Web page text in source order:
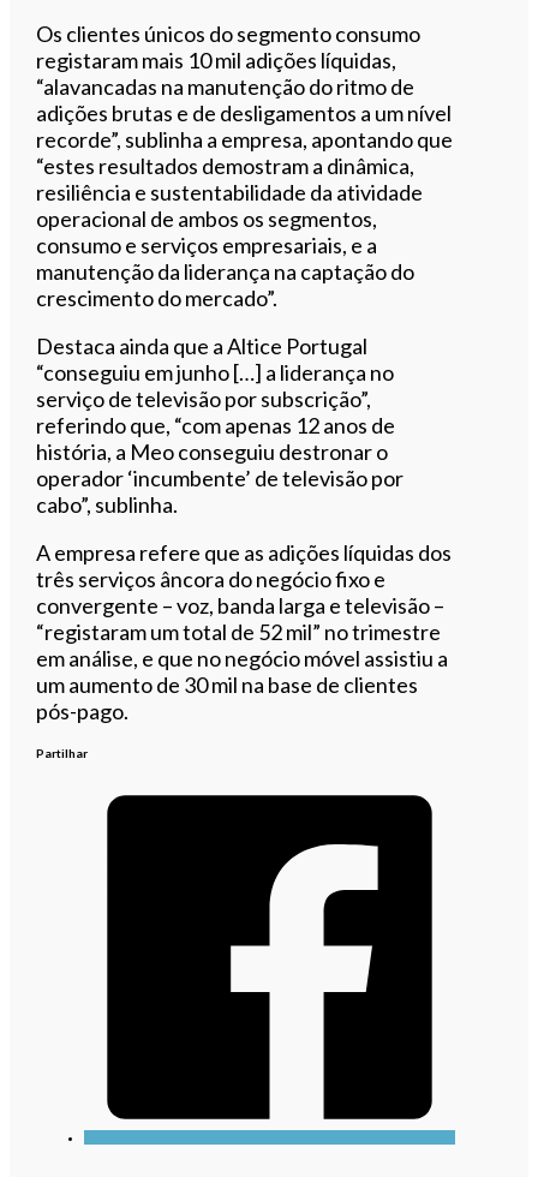
Os clientes únicos do segmento consumo
registaram mais 10 mil adições líquidas,
“alavancadas na manutenção do ritmo de
adições brutas e de desligamentos a um nível
recorde”, sublinha a empresa, apontando que
“estes resultados demostram a dinâmica,
resiliência e sustentabilidade da atividade
operacional de ambos os segmentos,
consumo e serviços empresariais, e a
manutenção da liderança na captação do
crescimento do mercado”.
Destaca ainda que a Altice Portugal
“conseguiu em junho […] a liderança no
serviço de televisão por subscrição”,
referindo que, “com apenas 12 anos de
história, a Meo conseguiu destronar o
operador ‘incumbente’ de televisão por
cabo”, sublinha.
A empresa refere que as adições líquidas dos
três serviços âncora do negócio fixo e
convergente – voz, banda larga e televisão –
“registaram um total de 52 mil” no trimestre
em análise, e que no negócio móvel assistiu a
um aumento de 30 mil na base de clientes
pós-pago.
Partilhar